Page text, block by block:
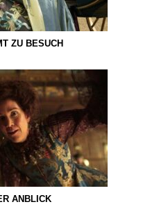
ZU BESUCH
ANBLICK